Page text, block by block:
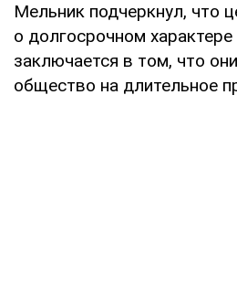
Мельник подчеркнул, что
о долгосрочном
заключается в том, что
общество на длительное